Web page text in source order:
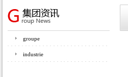
groupe
industrie